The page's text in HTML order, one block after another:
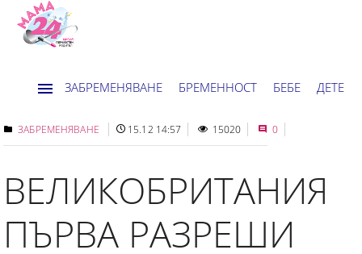
ЗАБРЕМЕНЯВАНЕ БРЕМЕННОСТ БЕБЕ ДЕТЕ
ДОМ НОВИНИ ХОРОСКОП
ЗАБРЕМЕНЯВАНЕ 15.12 14:57 15020 0
ВЕЛИКОБРИТАНИЯ
ПЪРВА РАЗРЕШИ